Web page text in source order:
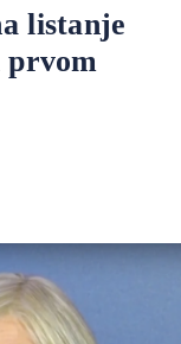
listanje
prvom